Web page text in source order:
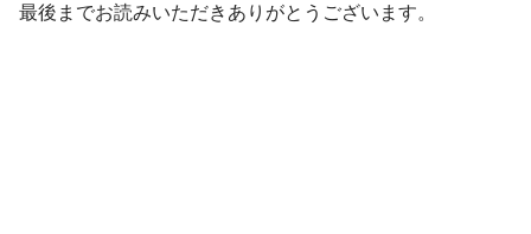
最後までお読みいただきありがとうございます。